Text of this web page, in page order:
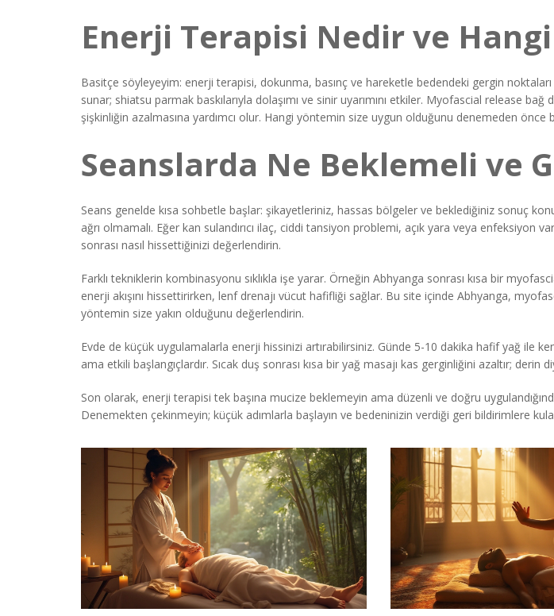
Enerji Terapisi Nedir ve
Basitçe söyleyeyim: enerji terapisi, dokunma, basınç ve hareketle bedendeki gergin
sunar; shiatsu parmak baskılarıyla dolaşımı ve sinir uyarımını etkiler. Myofascial release bağ
şişkinliğin azalmasına yardımcı olur. Hangi yöntemin size uygun olduğunu denemeden önce
Seanslarda Ne Beklemeli ve
Seans genelde kısa sohbetle başlar: şikayetleriniz, hassas bölgeler ve beklediğiniz sonuç
ağrı olmamalı. Eğer kan sulandırıcı ilaç, ciddi tansiyon problemi, açık yara veya
sonrası nasıl hissettiğinizi değerlendirin.
Farklı tekniklerin kombinasyonu sıklıkla işe yarar. Örneğin Abhyanga sonrası kısa bir
enerji akışını hissettirirken, lenf drenajı vücut hafifliği sağlar. Bu site içinde Abhyanga,
yöntemin size yakın olduğunu değerlendirin.
Evde de küçük uygulamalarla enerji hissinizi artırabilirsiniz. Günde 5-10 dakika hafif yağ ile
ama etkili başlangıçlardır. Sıcak duş sonrası kısa bir yağ masajı kas gerginliğini azaltır;
Son olarak, enerji terapisi tek başına mucize beklemeyin ama düzenli ve doğru
Denemekten çekinmeyin; küçük adımlarla başlayın ve bedeninizin verdiği geri bildirimlere